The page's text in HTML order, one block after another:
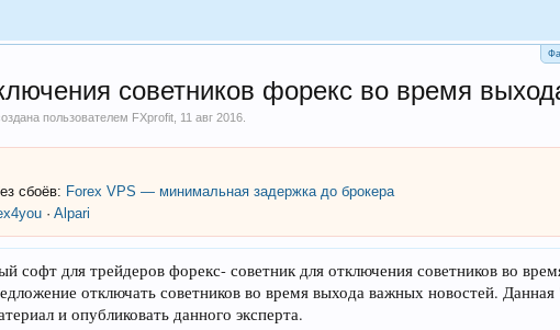
советников форекс во время
пользователем FXprofit 11 авг 2016
сбоёв: Forex VPS — минимальная задержка до брокера
·Alpari
софт для трейдеров форекс- советник для отключения советников во
отключать советников во время выхода важных новостей. Данная
и опубликовать данного эксперта.